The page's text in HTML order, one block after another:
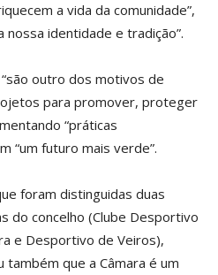
a vida da comunidade”,
identidade e tradição”.
outro dos motivos de
para promover, proteger
“práticas
“um futuro mais verde”.
foram distinguidas duas
do concelho (Clube Desportivo
e Desportivo de Veiros),
também que a Câmara é um